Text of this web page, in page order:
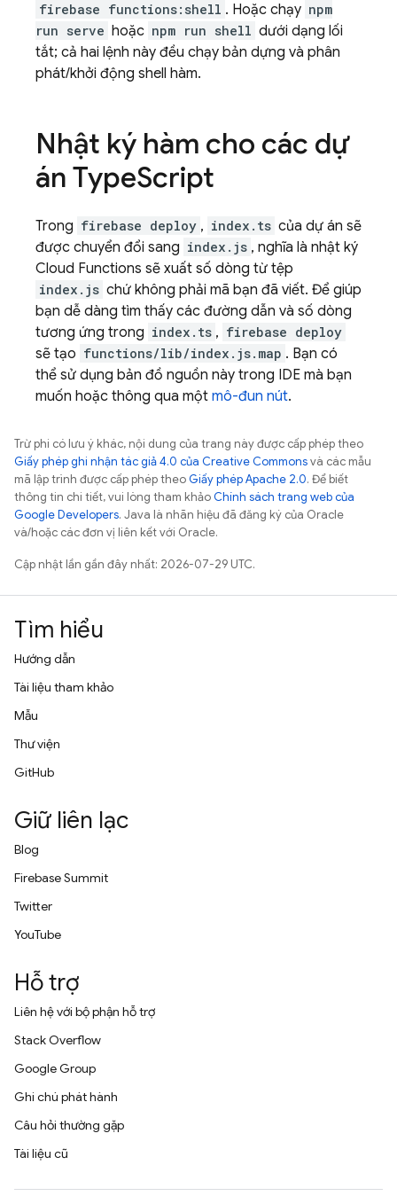
firebase functions:shell . Hoặc chạy npm
run serve hoặc npm run shell dưới dạng lối
tắt; cả hai lệnh này đều chạy bản dựng và phân
phát/khởi động shell hàm.
Nhật ký hàm cho các dự
án TypeScript
Trong firebase deploy , index.ts của dự án sẽ
được chuyển đổi sang index.js , nghĩa là nhật ký
Cloud Functions sẽ xuất số dòng từ tệp
index.js chứ không phải mã bạn đã viết. Để giúp
bạn dễ dàng tìm thấy các đường dẫn và số dòng
tương ứng trong index.ts , firebase deploy
sẽ tạo functions/lib/index.js.map . Bạn có
thể sử dụng bản đồ nguồn này trong IDE mà bạn
muốn hoặc thông qua một mô-đun nút.
Trừ phi có lưu ý khác, nội dung của trang này được cấp phép theo
Giấy phép ghi nhận tác giả 4.0 của Creative Commonsvà các mẫu
mã lập trình được cấp phép theoGiấy phép Apache 2.0. Để biết
thông tin chi tiết, vui lòng tham khảoChính sách trang web của
Google Developers. Java là nhãn hiệu đã đăng ký của Oracle
và/hoặc các đơn vị liên kết với Oracle.
Cập nhật lần gần đây nhất: 2026-07-29 UTC.
Tìm hiểu
Hướng dẫn
Tài liệu tham khảo
Mẫu
Thư viện
GitHub
Giữ liên lạc
Blog
Firebase Summit
Twitter
YouTube
Hỗ trợ
Liên hệ với bộ phận hỗ trợ
Stack Overflow
Google Group
Ghi chú phát hành
Câu hỏi thường gặp
Tài liệu cũ